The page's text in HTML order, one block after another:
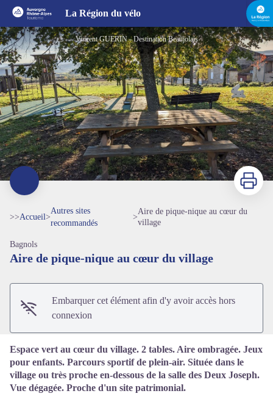
La Région du vélo
Vincent GUERIN - Destination Beaujolais
Voir l'image en plein écran
Imprimer
>>Accueil>
Autres sites
recommandés
>
Aire de pique-nique au cœur du
village
Bagnols
Aire de pique-nique au cœur du village
Embarquer cet élément afin d'y avoir accès hors
connexion
Espace vert au cœur du village. 2 tables. Aire ombragée. Jeux
pour enfants. Parcours sportif de plein-air. Située dans le
village ou très proche en-dessous de la salle des Deux Joseph.
Vue dégagée. Proche d'un site patrimonial.